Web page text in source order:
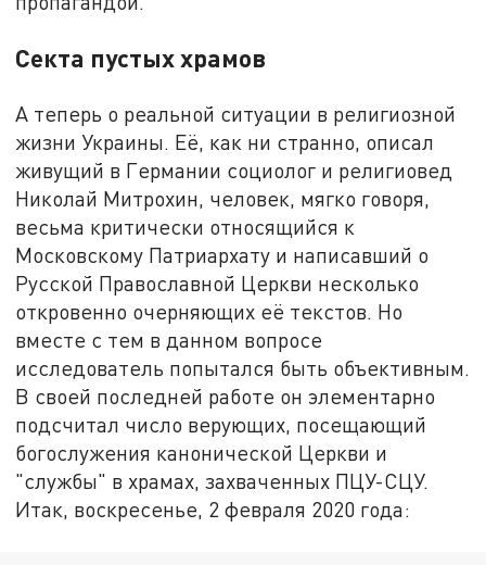
Секта пустых храмов
А теперь о реальной ситуации в религиозной
жизни Украины. Её, как ни странно, описал
живущий в Германии социолог и религиовед
Николай Митрохин, человек, мягко говоря,
весьма критически относящийся к
Московскому Патриархату и написавший о
Русской Православной Церкви несколько
откровенно очерняющих её текстов. Но
вместе с тем в данном вопросе
исследователь попытался быть объективным.
В своей последней работе он элементарно
подсчитал число верующих, посещающий
богослужения канонической Церкви и
"службы" в храмах, захваченных ПЦУ-СЦУ.
Итак, воскресенье, 2 февраля 2020 года: